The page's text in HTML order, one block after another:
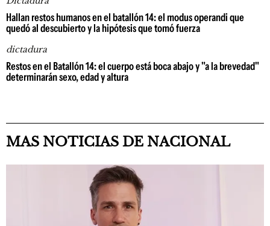
Hallan restos humanos en el batallón 14: el modus operandi que
quedó al descubierto y la hipótesis que tomó fuerza
dictadura
Restos en el Batallón 14: el cuerpo está boca abajo y "a la brevedad"
determinarán sexo, edad y altura
MAS NOTICIAS DE NACIONAL